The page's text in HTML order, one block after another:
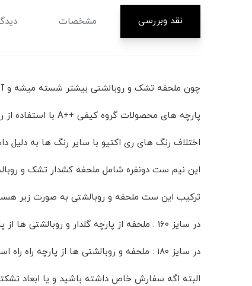
نقد وبررسی مشخصات
چون ملحفه تشک و روبالشتی بیشتر شسته میشه و
پارچه های محصولات گروه کیفی ++A با استفاده از رنگهای ری اکتیو تولید شدند و 100 درصد نخ هستن
اختلاف رنگ های ری اکتیو با سایر رنگ ها به
این نیم ست دونفره شامل ملحفه کشدار تشک و روبالشتی است
ترکیب این ست ملحفه و روبالشتی به صورت زیر
در سایز 160 : ملحفه از پارچه گلدار و روبالشتی ها از پارچه راه راه
در سایز 180 : ملحفه و روبالشتی ها از پارچه راه راه است.
البته اگه سفارش خاص داشته باشید و یا ابعاد